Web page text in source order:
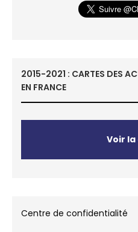
2015-2021 : CARTES DES
EN FRANCE
Voir
Centre de confidentialité